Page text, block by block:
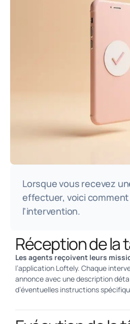
Lorsque vous recevez
effectuer, voici comment
l'intervention.
Réception de la
Les agents reçoivent leurs
l’application Loftely. Chaque
annonce avec une description
d’éventuelles instructions